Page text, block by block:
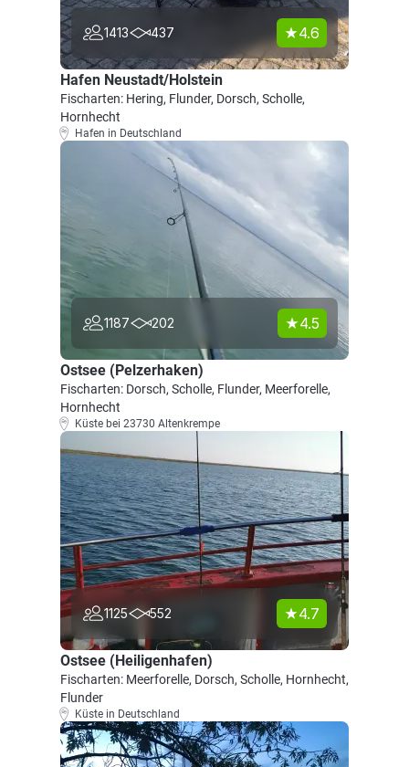
1413 437 4.6
Hafen Neustadt/Holstein
Fischarten: Hering, Flunder, Dorsch, Scholle,
Hornhecht
Hafen in Deutschland
1187 202 4.5
Ostsee (Pelzerhaken)
Fischarten: Dorsch, Scholle, Flunder, Meerforelle,
Hornhecht
Küste bei 23730 Altenkrempe
1125 552 4.7
Ostsee (Heiligenhafen)
Fischarten: Meerforelle, Dorsch, Scholle, Hornhecht,
Flunder
Küste in Deutschland